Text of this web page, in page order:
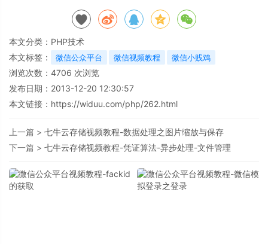
本文分类： PHP技术
本文标签：
微信公众平台 微信视频教程 微信小贱鸡
浏览次数： 4706 次浏览
发布日期：2013-12-20 12:30:57
本文链接： https://widuu.com/php/262.html
上一篇 > 七牛云存储视频教程-数据处理之图片缩放与保存
下一篇 > 七牛云存储视频教程-凭证算法-异步处理-文件管理